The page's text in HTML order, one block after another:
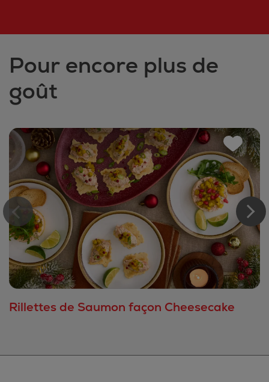
Pour encore plus de
goût
Rillettes de Saumon façon Cheesecake